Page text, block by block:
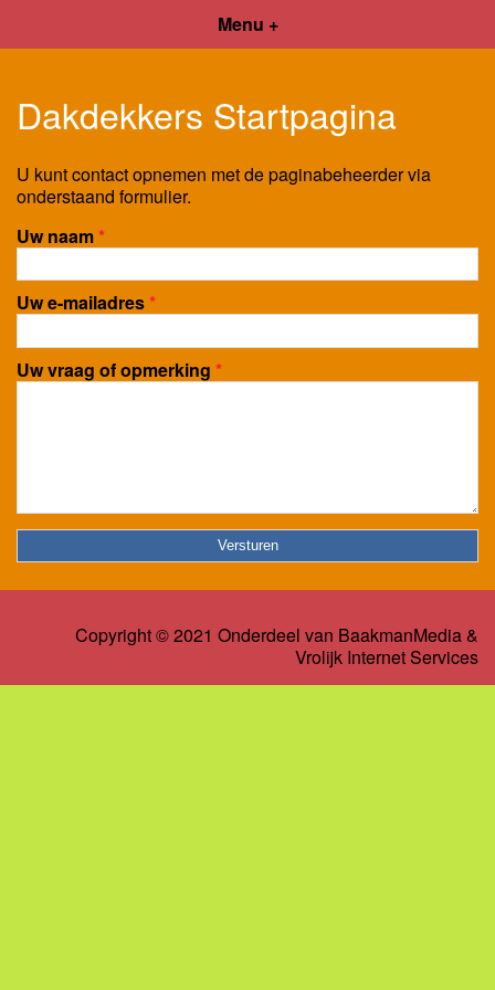
Menu +
Dakdekkers Startpagina
U kunt contact opnemen met de paginabeheerder via
onderstaand formulier.
Uw naam*
Uw e-mailadres*
Uw vraag of opmerking *
Copyright © 2021 Onderdeel van BaakmanMedia&
Vrolijk Internet Services